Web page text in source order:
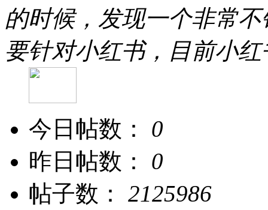
的时候，发现一个非常
要针对小红书，目前小
今日帖数： 0
昨日帖数： 0
帖子数： 2125986